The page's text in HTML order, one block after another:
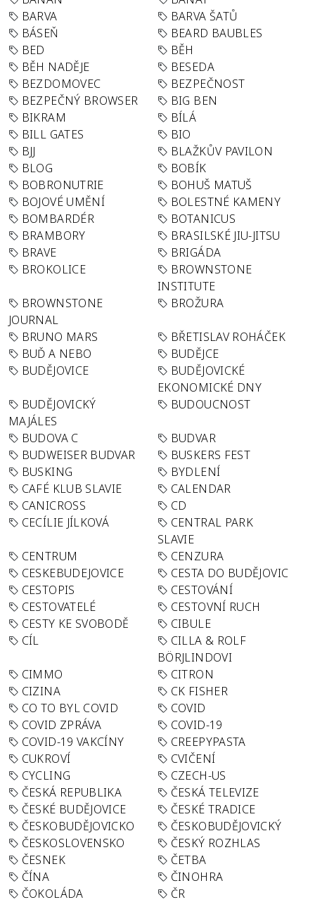
BARVA
BARVA ŠATŮ
BÁSEŇ
BEARD BAUBLES
BED
BĚH
BĚH NADĚJE
BESEDA
BEZDOMOVEC
BEZPEČNOST
BEZPEČNÝ BROWSER
BIG BEN
BIKRAM
BÍLÁ
BILL GATES
BIO
BJJ
BLAŽKŮV PAVILON
BLOG
BOBÍK
BOBRONUTRIE
BOHUŠ MATUŠ
BOJOVÉ UMĚNÍ
BOLESTNÉ KAMENY
BOMBARDÉR
BOTANICUS
BRAMBORY
BRASILSKÉ JIU-JITSU
BRAVE
BRIGÁDA
BROKOLICE
BROWNSTONE
INSTITUTE
BROWNSTONE
JOURNAL
BROŽURA
BRUNO MARS
BŘETISLAV ROHÁČEK
BUĎ A NEBO
BUDĚJCE
BUDĚJOVICE
BUDĚJOVICKÉ
EKONOMICKÉ DNY
BUDĚJOVICKÝ
MAJÁLES
BUDOUCNOST
BUDOVA C
BUDVAR
BUDWEISER BUDVAR
BUSKERS FEST
BUSKING
BYDLENÍ
CAFÉ KLUB SLAVIE
CALENDAR
CANICROSS
CD
CECÍLIE JÍLKOVÁ
CENTRAL PARK
SLAVIE
CENTRUM
CENZURA
CESKEBUDEJOVICE
CESTA DO BUDĚJOVIC
CESTOPIS
CESTOVÁNÍ
CESTOVATELÉ
CESTOVNÍ RUCH
CESTY KE SVOBODĚ
CIBULE
CÍL
CILLA & ROLF
BÖRJLINDOVI
CIMMO
CITRON
CIZINA
CK FISHER
CO TO BYL COVID
COVID
COVID ZPRÁVA
COVID-19
COVID-19 VAKCÍNY
CREEPYPASTA
CUKROVÍ
CVIČENÍ
CYCLING
CZECH-US
ČESKÁ REPUBLIKA
ČESKÁ TELEVIZE
ČESKÉ BUDĚJOVICE
ČESKÉ TRADICE
ČESKOBUDĚJOVICKO
ČESKOBUDĚJOVICKÝ
ČESKOSLOVENSKO
ČESKÝ ROZHLAS
ČESNEK
ČETBA
ČÍNA
ČINOHRA
ČOKOLÁDA
ČR